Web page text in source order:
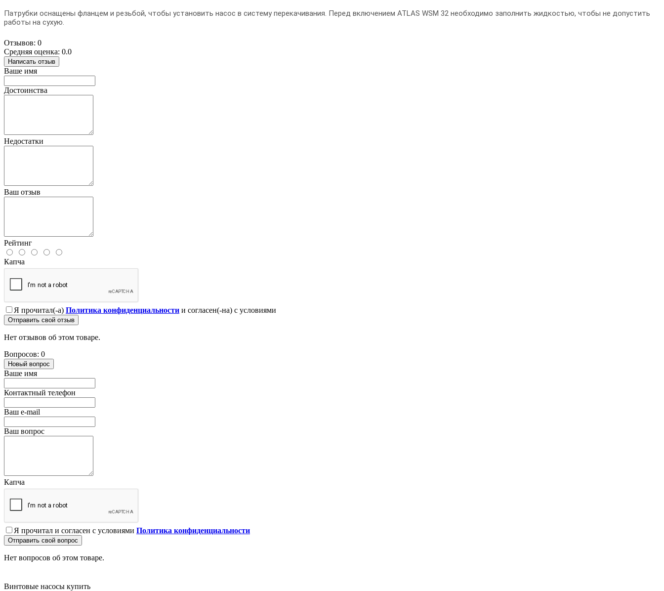
Патрубки оснащены фланцем и резьбой, чтобы установить насос в систему перекачивания. Перед включением ATLAS WSM 32 необходимо заполнить жидкостью, чтобы не допустить
работы на сухую.
Отзывов: 0
Средняя оценка: 0.0
Написать отзыв
Ваше имя
Достоинства
Недостатки
Ваш отзыв
Рейтинг
Капча
Я прочитал(-а) Политика конфиденциальности и согласен(-на) с условиями
Отправить свой отзыв
Нет отзывов об этом товаре.
Вопросов: 0
Новый вопрос
Ваше имя
Контактный телефон
Ваш e-mail
Ваш вопрос
Капча
Я прочитал и согласен с условиями Политика конфиденциальности
Отправить свой вопрос
Нет вопросов об этом товаре.
Винтовые насосы купить